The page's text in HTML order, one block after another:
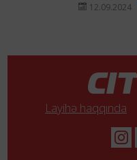
12.09.2024
Layihə haqqında